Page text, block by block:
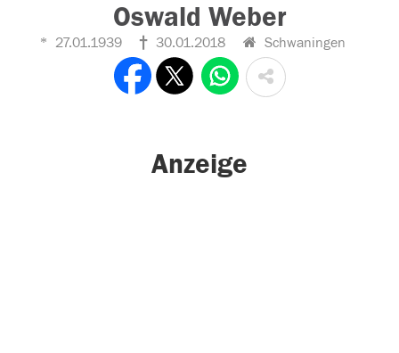
Oswald Weber
27.01.1939 30.01.2018 Schwaningen
Anzeige